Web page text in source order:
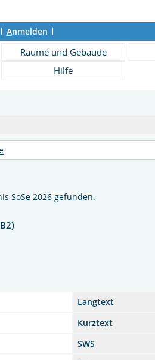
Anmelden
Räume und Gebäude
Hilfe
SoSe 2026 gefunden:
Langtext
Kurztext
SWS